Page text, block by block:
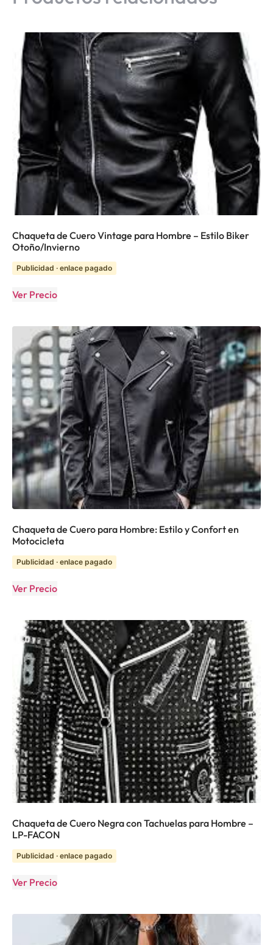
Chaqueta de Cuero Vintage para Hombre – Estilo Biker
Otoño/Invierno
Publicidad · enlace pagado
Ver Precio
Chaqueta de Cuero para Hombre: Estilo y Confort en
Motocicleta
Publicidad · enlace pagado
Ver Precio
Chaqueta de Cuero Negra con Tachuelas para Hombre –
LP-FACON
Publicidad · enlace pagado
Ver Precio